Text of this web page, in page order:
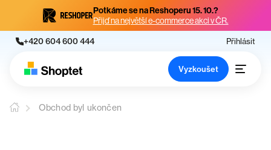
Potkáme se na Reshoperu 15. 10.?
Přijď na největší e-commerce akci v ČR.
+420 604 600 444 Přihlásit
Vyzkoušet
Obchod byl ukončen